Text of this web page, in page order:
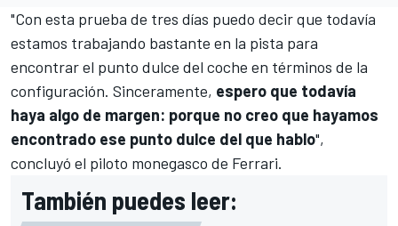
"Con esta prueba de tres días puedo decir que todavía
estamos trabajando bastante en la pista para
encontrar el punto dulce del coche en términos de la
configuración. Sinceramente, espero que todavía
haya algo de margen: porque no creo que hayamos
encontrado ese punto dulce del que hablo",
concluyó el piloto monegasco de Ferrari.
También puedes leer: